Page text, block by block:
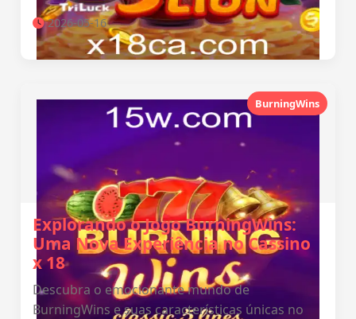
2026-05-16
BurningWins
Explorando o Jogo BurningWins:
Uma Nova Experiência no Cassino
x 18
Descubra o emocionante mundo de
BurningWins e suas características únicas no